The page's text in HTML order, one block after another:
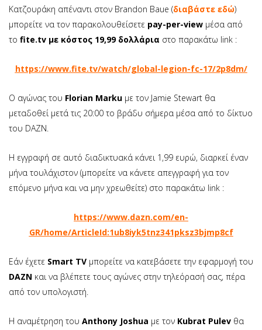
Κατζουράκη απέναντι στον Brandon Baue (διαβάστε εδώ)
μπορείτε να τον παρακολουθείσετε pay-per-view μέσα από
το fite.tv με κόστος 19,99 δολλάρια στο παρακάτω link :
https://www.fite.tv/watch/global-legion-fc-17/2p8dm/
O αγώνας του Florian Marku με τον Jamie Stewart θα
μεταδοθεί μετά τις 20:00 το βράδυ σήμερα μέσα από το δίκτυο
του DAZN.
H εγγραφή σε αυτό διαδικτυακά κάνει 1,99 ευρώ, διαρκεί έναν
μήνα τουλάχιστον (μπορείτε να κάνετε απεγγραφή για τον
επόμενο μήνα και να μην χρεωθείτε) στο παρακάτω link :
https://www.dazn.com/en-
GR/home/ArticleId:1ub8iyk5tnz341pksz3bjmp8cf
Εάν έχετε Smart TV μπορείτε να κατεβάσετε την εφαρμογή του
DAZN και να βλέπετε τους αγώνες στην τηλεόρασή σας, πέρα
από τον υπολογιστή.
Η αναμέτρηση του Anthony Joshua με τον Kubrat Pulev θα